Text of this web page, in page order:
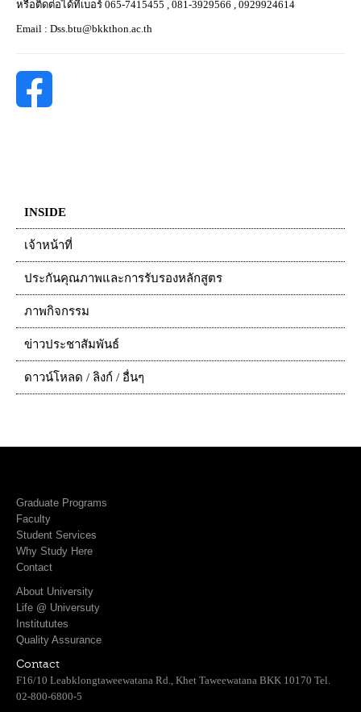
หรือติดต่อได้ที่เบอร์ 065-7415455 , 081-3929566 , 0929924614
Email : Dss.btu@bkkthon.ac.th
INSIDE
เจ้าหน้าที่
ประกันคุณภาพและการรับรองหลักสูตร
ภาพกิจกรรม
ข่าวประชาสัมพันธ์
ดาวน์โหลด / ลิงก์ / อื่นๆ
Graduate Programs
Faculty
Student Services
Why Study Here
Contact
About University
Life @ Universuty
Institututes
Quality Assurance
Contact
F16/10 Leabklongtaweewatana Rd., Khet Taweewatana BKK 10170 Tel.
02-800-6800-5